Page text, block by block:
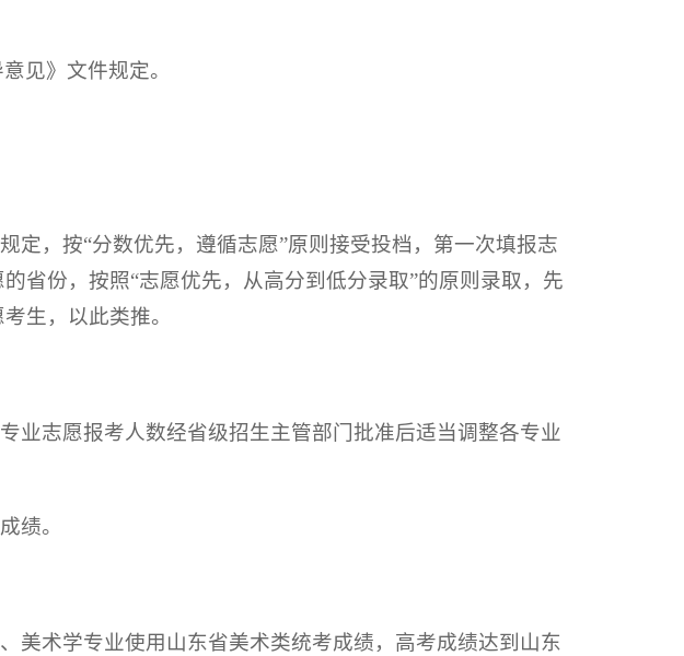
见》文件规定。
定，按“分数优先，遵循志愿”原则接受投档，第一次填报志
省份，按照“志愿优先，从高分到低分录取”的原则录取，先
生，以此类推。
业志愿报考人数经省级招生主管部门批准后适当调整各专业
绩。
美术学专业使用山东省美术类统考成绩，高考成绩达到山东